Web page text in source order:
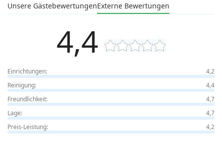
Unsere GästebewertungenExterne Bewertungen
4,4
Einrichtungen:
4,2
Reinigung:
4,4
Freundlichkeit:
4,7
Lage:
4,7
Preis-Leistung:
4,2